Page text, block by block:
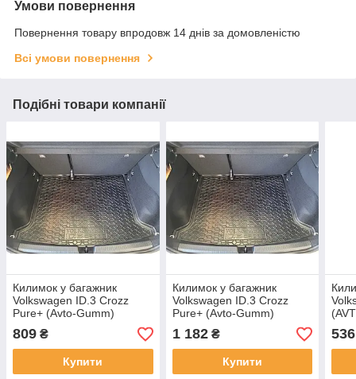
Умови повернення
Повернення товару впродовж 14 днів за домовленістю
Всі умови повернення
Подібні товари компанії
Килимок у багажник
Volkswagen ID.3 Crozz
Pure+ (Avto-Gumm)
пластик+гума
809 ₴
Купити
Килимок у багажник
Volkswagen ID.3 Crozz
Pure+ (Avto-Gumm)
поліуретан
1 182₴
Купити
536